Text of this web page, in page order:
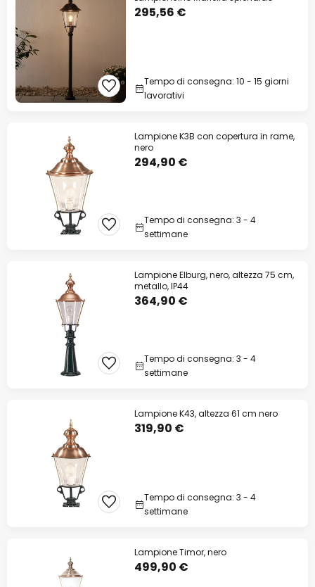
295,56 €
Tempo di consegna: 10 - 15 giorni
lavorativi
Lampione K3B con copertura in rame,
nero
294,90 €
Tempo di consegna: 3 - 4
settimane
Lampione Elburg, nero, altezza 75 cm,
metallo, IP44
364,90 €
Tempo di consegna: 3 - 4
settimane
Lampione K43, altezza 61 cm nero
319,90 €
Tempo di consegna: 3 - 4
settimane
Lampione Timor, nero
499,90 €